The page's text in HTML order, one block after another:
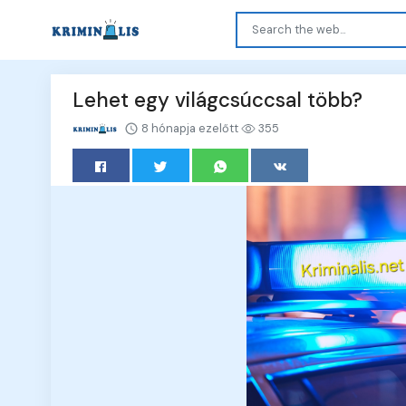
Lehet egy világcsúccsal több?
8 hónapja ezelőtt 355